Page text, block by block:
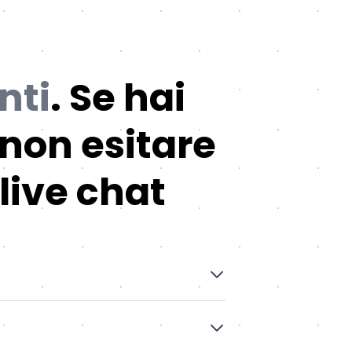
. Se hai
esitare
chat